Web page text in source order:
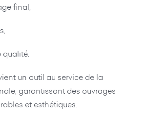
final,
qualité.
un outil au service de la
garantissant des ouvrages
et esthétiques.